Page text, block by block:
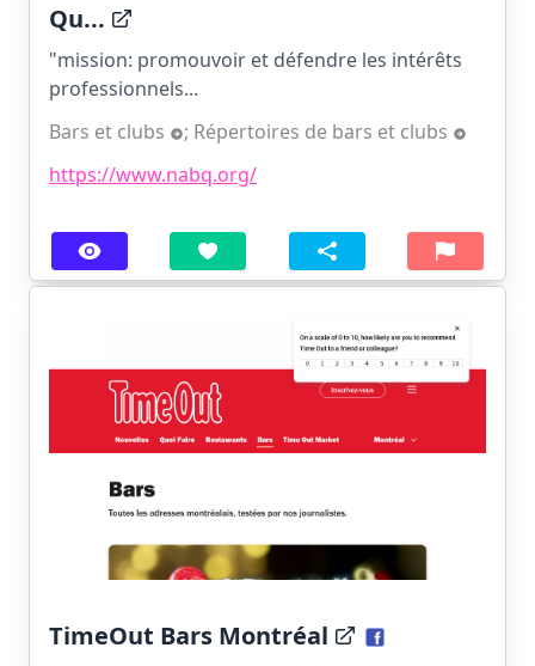
Qu...
"mission: promouvoir et défendre les intérêts
professionnels...
Bars et clubs
; Répertoires de bars et clubs
https://www.nabq.org/
TimeOut Bars Montréal